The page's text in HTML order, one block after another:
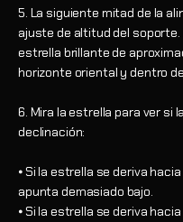
5. La siguiente mitad de la
ajuste de altitud del
estrella brillante de
horizonte oriental y dentro
6. Mira la estrella para ver si
declinación:
⦁ Si la estrella se deriva
apunta demasiado bajo.
⦁ Si la estrella se deriva